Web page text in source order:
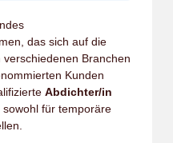
das sich auf die
Branchen
Kunden
Abdichter/in
für temporäre